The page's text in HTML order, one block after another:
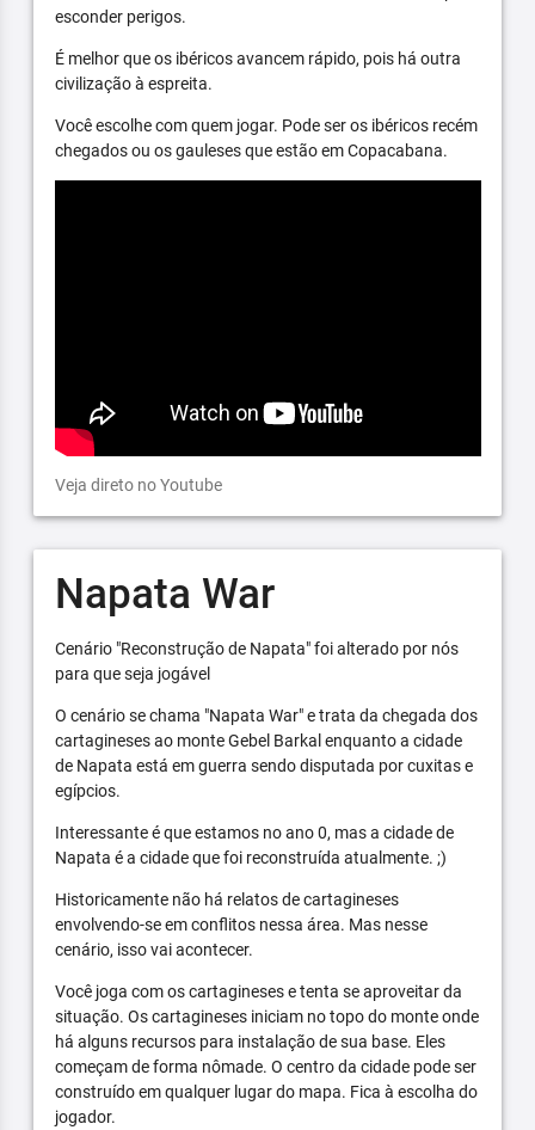
esconder perigos.
É melhor que os ibéricos avancem rápido, pois há outra
civilização à espreita.
Você escolhe com quem jogar. Pode ser os ibéricos recém
chegados ou os gauleses que estão em Copacabana.
Veja direto no Youtube
Napata War
Cenário "Reconstrução de Napata" foi alterado por nós
para que seja jogável
O cenário se chama "Napata War" e trata da chegada dos
cartagineses ao monte Gebel Barkal enquanto a cidade
de Napata está em guerra sendo disputada por cuxitas e
egípcios.
Interessante é que estamos no ano 0, mas a cidade de
Napata é a cidade que foi reconstruída atualmente. ;)
Historicamente não há relatos de cartagineses
envolvendo-se em conflitos nessa área. Mas nesse
cenário, isso vai acontecer.
Você joga com os cartagineses e tenta se aproveitar da
situação. Os cartagineses iniciam no topo do monte onde
há alguns recursos para instalação de sua base. Eles
começam de forma nômade. O centro da cidade pode ser
construído em qualquer lugar do mapa. Fica à escolha do
jogador.